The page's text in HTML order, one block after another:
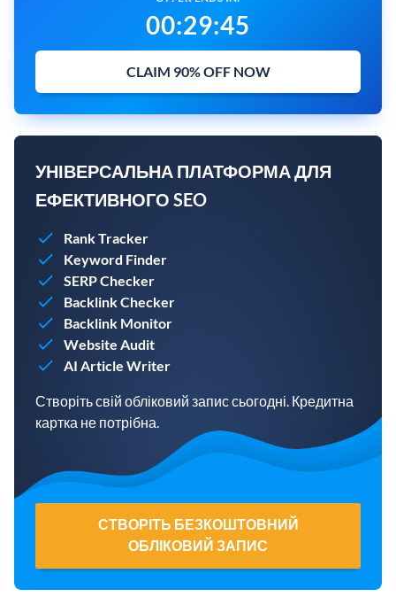
00:29:44
CLAIM 90% OFF NOW
УНІВЕРСАЛЬНА ПЛАТФОРМА ДЛЯ
ЕФЕКТИВНОГО SEO
Rank Tracker
Keyword Finder
SERP Checker
Backlink Checker
Backlink Monitor
Website Audit
AI Article Writer
Створіть свій обліковий запис сьогодні. Кредитна
картка не потрібна.
СТВОРІТЬ БЕЗКОШТОВНИЙ
ОБЛІКОВИЙ ЗАПИС